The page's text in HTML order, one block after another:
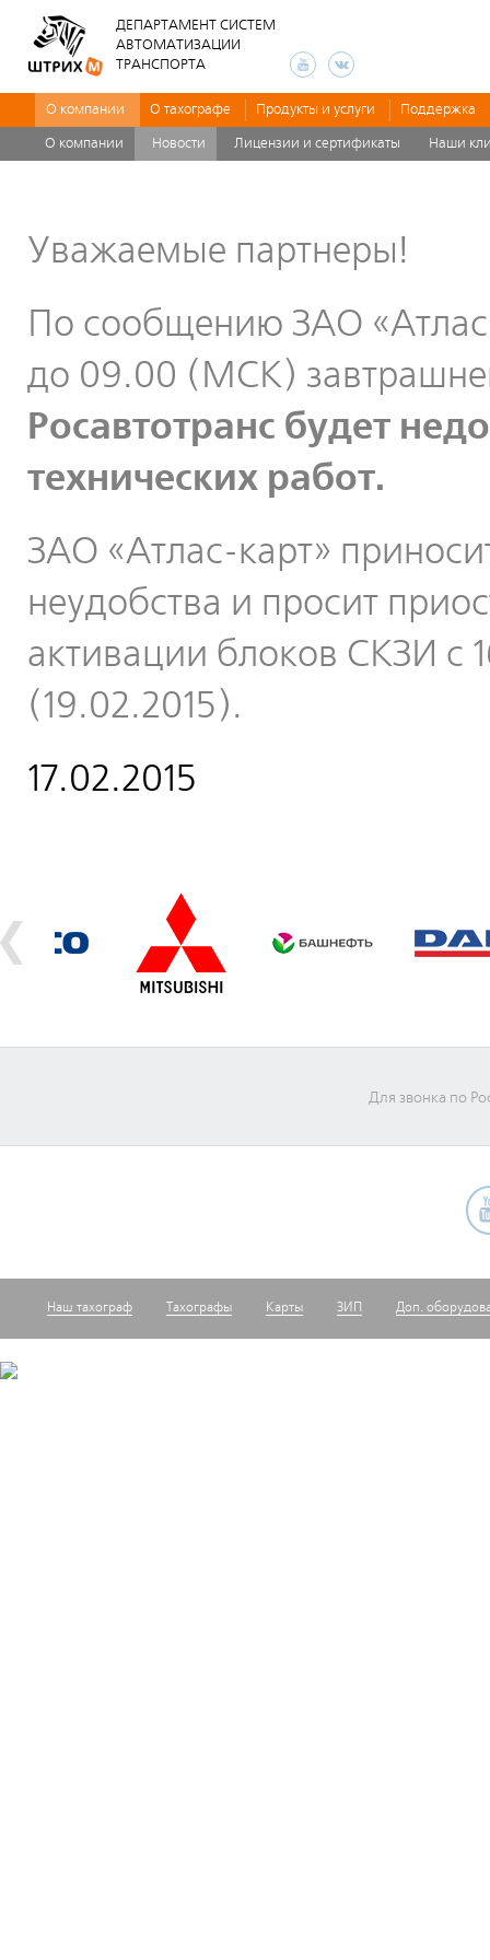
ДЕПАРТАМЕНТ СИСТЕМ
АВТОМАТИЗАЦИИ
ТРАНСПОРТА
О компании О тахографе Продукты и услуги Поддержка
О компании Новости Лицензии и сертификаты Наши
Уважаемые партнеры!
По сообщению ЗАО
до 09.00 (МСК)
Росавтотранс будет
технических работ.
ЗАО «Атлас-карт»
неудобства и просит
активации блоков СКЗИ с
(19.02.2015).
17.02.2015
Для звонка по
Наш тахограф Тахографы Карты ЗИП Доп.